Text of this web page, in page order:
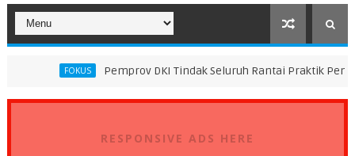
Pemprov DKI Tindak Seluruh Rantai Praktik Pembuangan
RESPONSIVE ADS HERE